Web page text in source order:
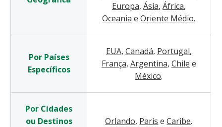
Europa, Ásia, África,
Oceania e Oriente Médio.
Por Países
Específicos
EUA, Canadá, Portugal,
França, Argentina, Chile e
México.
Por Cidades
ou Destinos
Orlando, Paris e Caribe.